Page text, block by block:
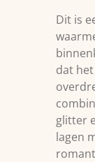
Dit is
dat
glitter
lagen